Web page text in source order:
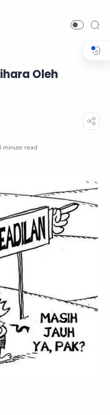
Oleh
minute read